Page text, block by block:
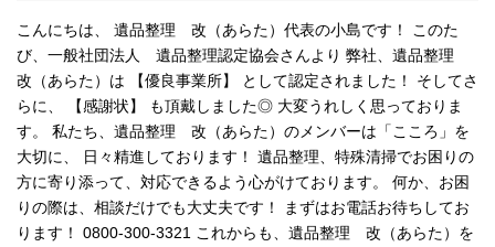
こんにちは、 遺品整理 改（あらた）代表の小島です！ このた
び、一般社団法人 遺品整理認定協会さんより 弊社、遺品整理
改（あらた）は 【優良事業所】 として認定されました！ そしてさ
らに、 【感謝状】 も頂戴しました◎ 大変うれしく思っておりま
す。 私たち、遺品整理 改（あらた）のメンバーは「こころ」を
大切に、 日々精進しております！ 遺品整理、特殊清掃でお困りの
方に寄り添って、対応できるよう心がけております。 何か、お困
りの際は、相談だけでも大丈夫です！ まずはお電話お待ちしてお
ります！ 0800-300-3321 これからも、遺品整理 改（あらた）を